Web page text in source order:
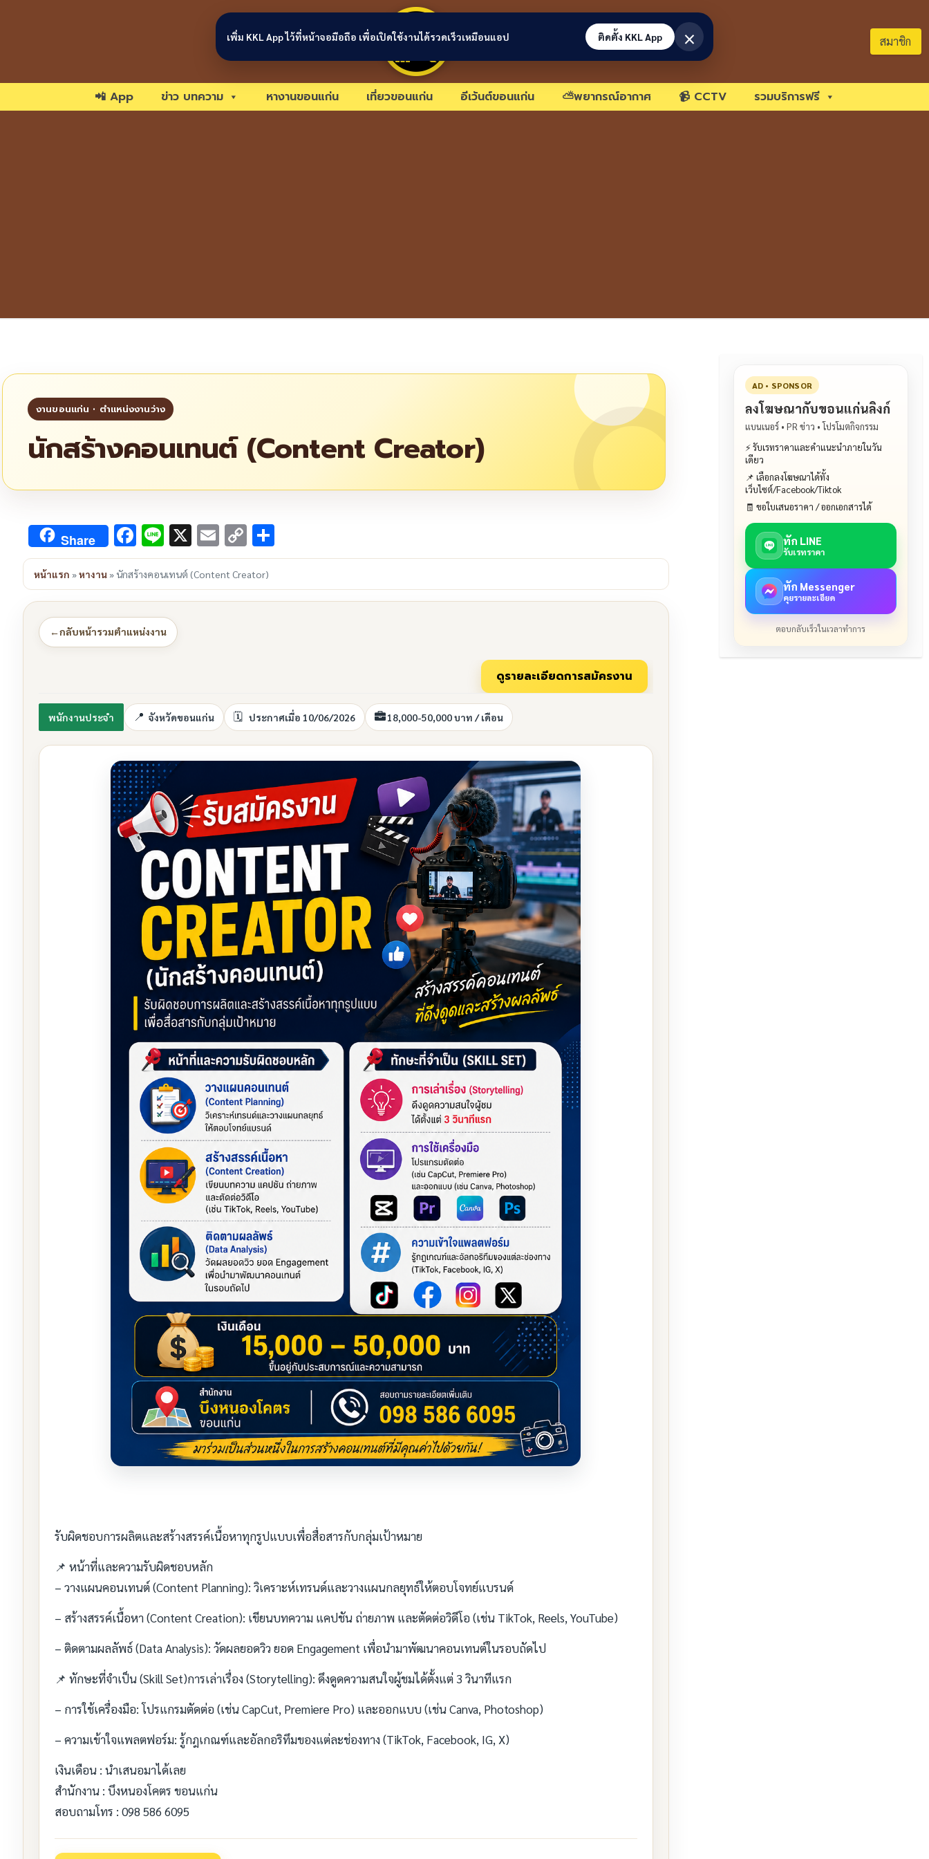
ขอนแก่นลิงก์ สมาชิก
📲 App ข่าว บทความ หางานขอนแก่น เที่ยวขอนแก่น อีเว้นต์ขอนแก่น ⛅พยากรณ์อากาศ 📹 CCTV รวมบริการฟรี
นักสร้างคอนเทนต์ (Content Creator)
Share Facebook
Line
X Email
Copy
Link
หน้าแรก »หางาน » นักสร้างคอนเทนต์ (Content Creator)
←กลับหน้ารวมตำแหน่งงาน
พนักงานประจำ จังหวัดขอนแก่น ประกาศเมื่อ 10/06/2026 18,000-50,000 บาท / เดือน
รับผิดชอบการผลิตและสร้างสรรค์เนื้อหาทุกรูปแบบเพื่อสื่อสารกับกลุ่มเป้าหมาย
📌 หน้าที่และความรับผิดชอบหลัก
– วางแผนคอนเทนต์ (Content Planning): วิเคราะห์เทรนด์และวางแผนกลยุทธ์ให้ตอบโจทย์แบรนด์
– สร้างสรรค์เนื้อหา (Content Creation): เขียนบทความ แคปชัน ถ่ายภาพ และตัดต่อวิดีโอ (เช่น TikTok, Reels, YouTube)
– ติดตามผลลัพธ์ (Data Analysis): วัดผลยอดวิว ยอด Engagement เพื่อนำมาพัฒนาคอนเทนต์ในรอบถัดไป
📌 ทักษะที่จำเป็น (Skill Set)การเล่าเรื่อง (Storytelling): ดึงดูดความสนใจผู้ชมได้ตั้งแต่ 3 วินาทีแรก
– การใช้เครื่องมือ: โปรแกรมตัดต่อ (เช่น CapCut, Premiere Pro) และออกแบบ (เช่น Canva, Photoshop)
– ความเข้าใจแพลตฟอร์ม: รู้กฎเกณฑ์และอัลกอริทึมของแต่ละช่องทาง (TikTok, Facebook, IG, X)
เงินเดือน : นำเสนอมาได้เลย
สำนักงาน : บึงหนองโคตร ขอนแก่น
สอบถามโทร : 098 586 6095
AD • SPONSOR
ลงโฆษณากับขอนแก่นลิงก์
แบนเนอร์ • PR ข่าว • โปรโมตกิจกรรม
⚡ รับเรทราคาและคำแนะนำภายในวัน
เดียว
📌 เลือกลงโฆษณาได้ทั้ง
เว็บไซต์/Facebook/Tiktok
🧾 ขอใบเสนอราคา / ออกเอกสารได้
ทัก LINE
รับเรทราคา
ทัก Messenger
คุยรายละเอียด
ตอบกลับเร็วในเวลาทำการ
เพิ่ม KKL App ไว้ที่หน้าจอมือถือ เพื่อเปิดใช้งานได้รวดเร็วเหมือนแอป ติดตั้ง KKL App ×